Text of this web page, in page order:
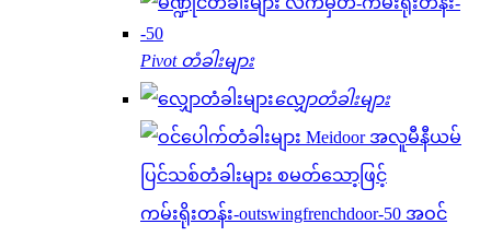
Pivot တံခါးများ
လျှောတံခါးများ